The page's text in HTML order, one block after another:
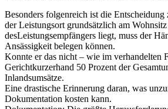
Besonders folgenreich ist die
der Leistungsort grundsätzlich am Wohnsitz
desLeistungsempfängers liegt, muss der
Ansässigkeit belegen können.
Konnte er das nicht – wie im verhandelten
Gerichtkurzerhand 50 Prozent der
Inlandsumsätze.
Eine drastische Erinnerung daran, was
Dokumentation kosten kann.